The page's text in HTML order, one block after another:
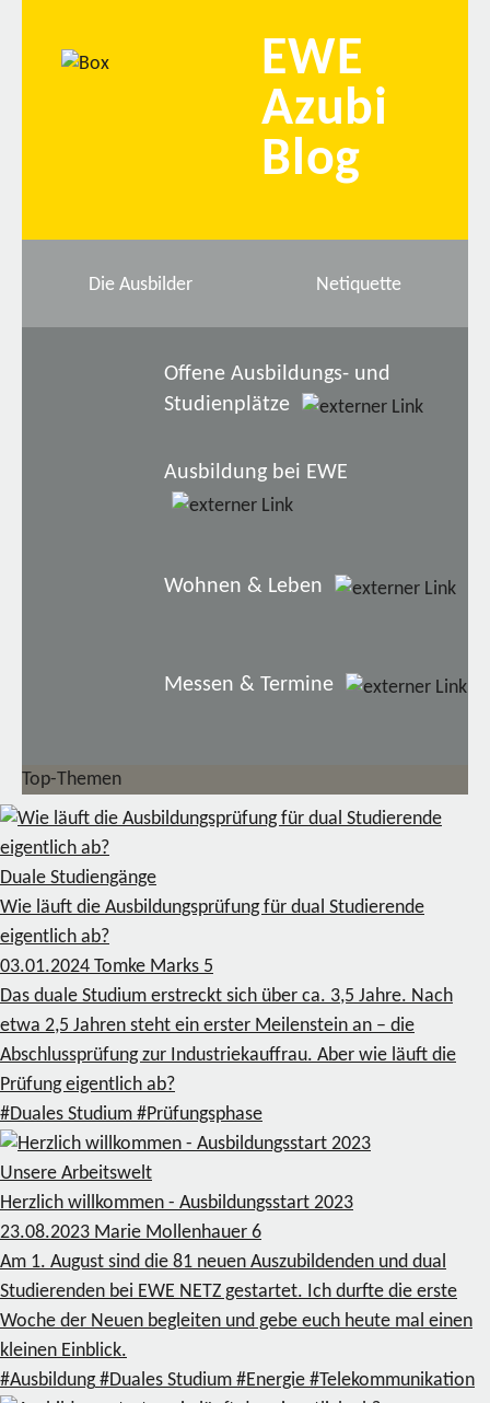
EWE
Azubi
Blog
Die Ausbilder Netiquette
Offene Ausbildungs- und
Studienplätze
Ausbildung bei EWE
Wohnen & Leben
Messen & Termine
Top-Themen
Duale Studiengänge
Wie läuft die Ausbildungsprüfung für dual Studierende
eigentlich ab?
03.01.2024 Tomke Marks 5
Das duale Studium erstreckt sich über ca. 3,5 Jahre. Nach
etwa 2,5 Jahren steht ein erster Meilenstein an – die
Abschlussprüfung zur Industriekauffrau. Aber wie läuft die
Prüfung eigentlich ab?
#Duales Studium #Prüfungsphase
Unsere Arbeitswelt
Herzlich willkommen - Ausbildungsstart 2023
23.08.2023 Marie Mollenhauer 6
Am 1. August sind die 81 neuen Auszubildenden und dual
Studierenden bei EWE NETZ gestartet. Ich durfte die erste
Woche der Neuen begleiten und gebe euch heute mal einen
kleinen Einblick.
#Ausbildung #Duales Studium #Energie #Telekommunikation